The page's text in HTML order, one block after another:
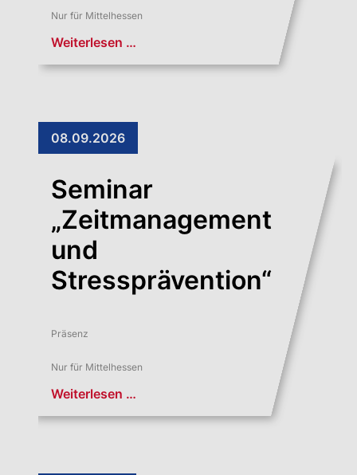
Nur für Mittelhessen
Weiterlesen …
08.09.2026
Seminar
„Zeitmanagement
und
Stressprävention“
Präsenz
Nur für Mittelhessen
Weiterlesen …